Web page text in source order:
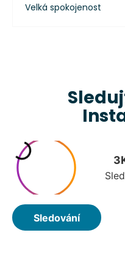
Velká spokojenost